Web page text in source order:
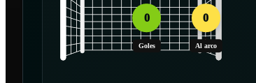
0
Goles
0
Al arco